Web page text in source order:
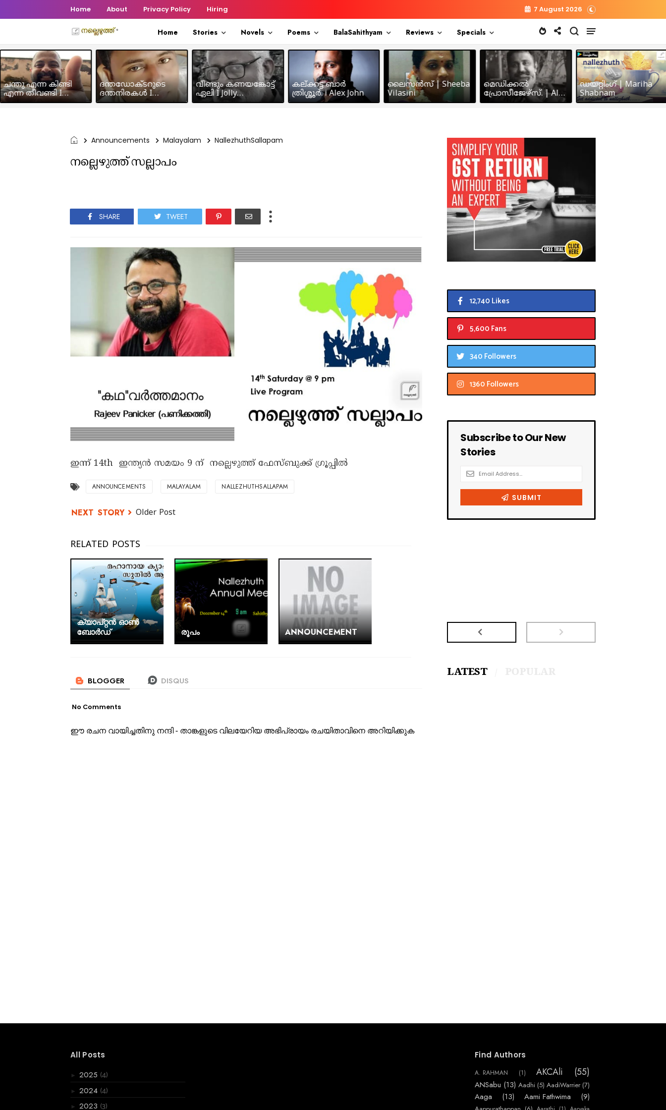
Home About Privacy Policy Hiring 7 August 2026
Home Stories Novels Poems BalaSahithyam Reviews Specials
ചന്തു എന്ന കിണ്ടി
എന്ന തീവണ്ടി I
Humour Story I Rajeev
ദന്തഡോക്ടറുടെ
ദന്തനിരകൾ I
Humour I Hussain MK
വീണ്ടും കണയങ്കോട്ട്
ഏലി I Jolly
Chakramakkil
കല്ക്കട്ട ബാർ
ത്രിശ്ശൂർ. i Alex John
ലൈസൻസ് | Sheeba
Vilasini
മെഡിക്കൽ
പ്രോസീജേഴ്സ്‌. | Alex
John
ഡയറ്റിംഗ് | Mariha
Shabnam
Announcements Malayalam NallezhuthSallapam
നല്ലെഴുത്ത് സല്ലാപം
SHARE TWEET
ഇന്ന് 14th ഇന്ത്യൻ സമയം 9 ന് നല്ലെഴുത്ത് ഫേസ്ബുക്ക് ഗ്രൂപ്പിൽ
ANNOUNCEMENTS MALAYALAM NALLEZHUTHSALLAPAM
Older Post
ക്യാപ്റ്റൻ ഓൺ
ബോർഡ്
രൂപം ANNOUNCEMENT
No Comments
ഈ രചന വായിച്ചതിനു നന്ദി - താങ്കളുടെ വിലയേറിയ അഭിപ്രായം രചയിതാവിനെ അറിയിക്കുക
12,740 Likes
5,600 Fans
340 Followers
1360 Followers
LATEST
All Posts
► 2025 (4)
► 2024 (4)
► 2023 (3)
Find Authors
A. RAHMAN (1) AKCAli (55)
ANSabu (13) Aadhi (5) AadiWarrier (7)
Aaga (13) Aami Fathwima (9)